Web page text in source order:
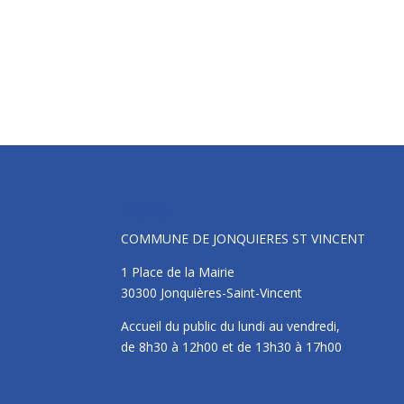
COMMUNE DE JONQUIERES ST VINCENT
1 Place de la Mairie
30300 Jonquières-Saint-Vincent
Accueil du public du lundi au vendredi,
de 8h30 à 12h00 et de 13h30 à 17h00